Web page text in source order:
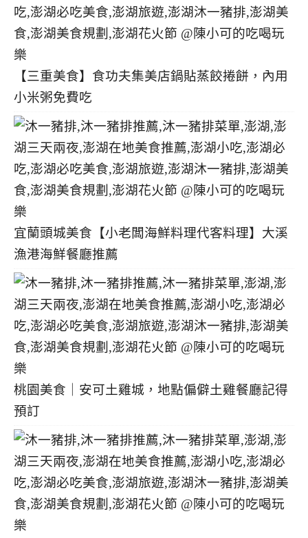
【三重美食】食功夫集美店鍋貼蒸餃捲餅，內用
小米粥免費吃
宜蘭頭城美食【小老闆海鮮料理代客料理】大溪
漁港海鮮餐廳推薦
桃園美食｜安可土雞城，地點偏僻土雞餐廳記得
預訂